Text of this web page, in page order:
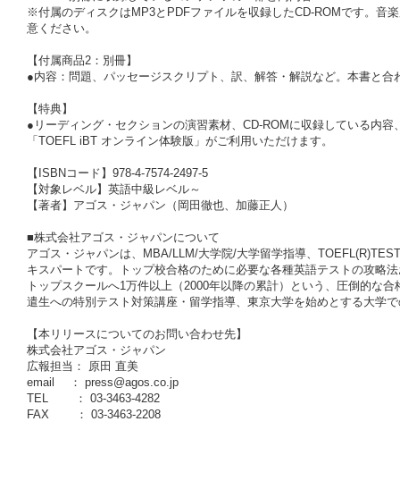
※付属のディスクはMP3とPDFファイルを収録したCD-ROMです。音
意ください。
【付属商品2：別冊】
●内容：問題、パッセージスクリプト、訳、解答・解説など。本書と合
【特典】
●リーディング・セクションの演習素材、CD-ROMに収録している内
「TOEFL iBT オンライン体験版」がご利用いただけます。
【ISBNコード】978-4-7574-2497-5
【対象レベル】英語中級レベル～
【著者】アゴス・ジャパン（岡田徹也、加藤正人）
■株式会社アゴス・ジャパンについて
アゴス・ジャパンは、MBA/LLM/大学院/大学留学指導、
キスパートです。トップ校合格のために必要な各種英語テストの攻略
トップスクールへ1万件以上（2000年以降の累計）という、圧倒的な
遣生への特別テスト対策講座・留学指導、東京大学を始めとする大学
【本リリースについてのお問い合わせ先】
株式会社アゴス・ジャパン
広報担当： 原田 直美
email ： press@agos.co.jp
TEL ： 03-3463-4282
FAX ： 03-3463-2208